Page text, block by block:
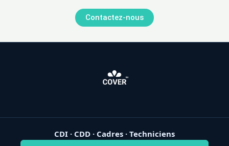
Contactez-nous
CDI · CDD · Cadres · Techniciens